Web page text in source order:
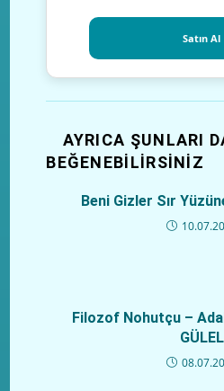
Satın Al
AYRICA ŞUNLARI
BEĞENEBILIRSINIZ
Beni Gizler Sır
Filozof Nohutçu –
GÜLEL